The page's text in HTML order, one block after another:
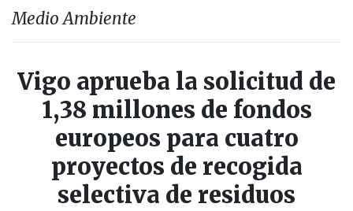
Medio Ambiente
Vigo aprueba la solicitud de
1,38 millones de fondos
europeos para cuatro
proyectos de recogida
selectiva de residuos